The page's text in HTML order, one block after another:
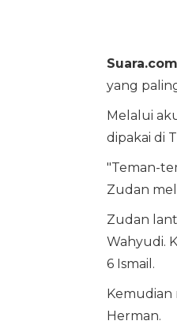
yang
Melalui
dipakai di
"Teman-
Zudan
Zudan
Wahyudi.
6 Ismail.
Kemudian
Herman.